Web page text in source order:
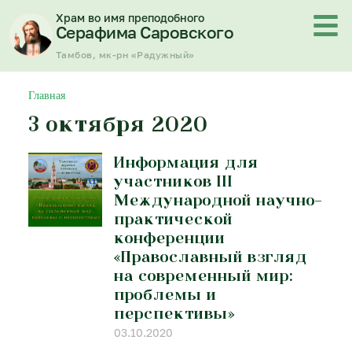
содержимому
Храм во имя преподобного
Серафима Саровского
Тамбов, мк-рн «Радужный»
Главная
3 октября 2020
Информация для
участников III
Международной научно-
практической
конференции
«Православный взгляд
на современный мир:
проблемы и
перспективы»
03.10.2020